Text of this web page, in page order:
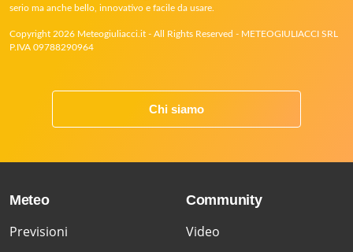
serio ma anche bello, innovativo e facile da usare.
Copyright 2026 Meteogiuliacci.it - All Rights Reserved - METEOGIULIACCI SRL
P.IVA 09788290964
Chi siamo
Meteo
Previsioni
Community
Video